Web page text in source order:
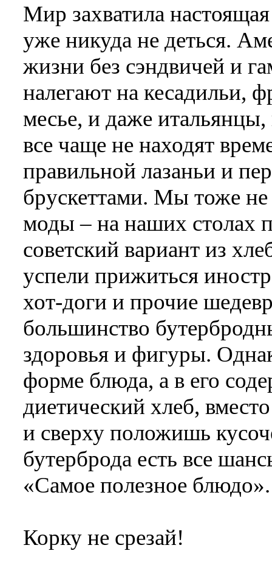
Мир захватила
уже никуда не деться.
жизни без сэндвичей и
налегают на кесадильи,
месье, и даже
все чаще не находят
правильной лазаньи и
брускеттами. Мы тоже не
моды – на наших столах
советский вариант из
успели прижиться
хот-доги и прочие
большинство
здоровья и фигуры.
форме блюда, а в его
диетический хлеб,
и сверху положишь
бутерброда есть все
«Самое полезное блюдо».
Корку не срезай!